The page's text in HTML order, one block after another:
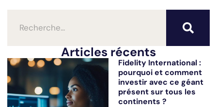
Articles récents
Fidelity International :
pourquoi et comment
investir avec ce géant
présent sur tous les
continents ?